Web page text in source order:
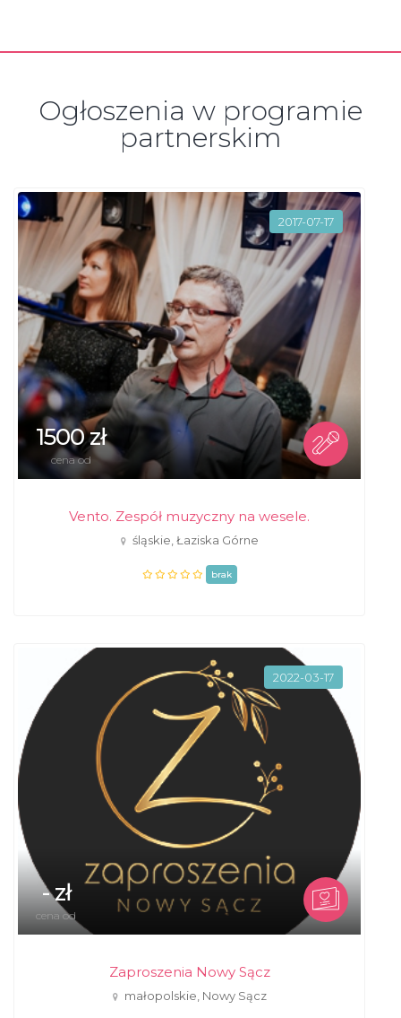
Ogłoszenia w programie
partnerskim
2017-07-17
1500 zł
cena od
Vento. Zespół muzyczny na wesele.
śląskie, Łaziska Górne
brak
2022-03-17
- zł
cena od
Zaproszenia Nowy Sącz
małopolskie, Nowy Sącz